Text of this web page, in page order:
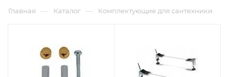
Главная — Каталог — Комплектующие для сантехники